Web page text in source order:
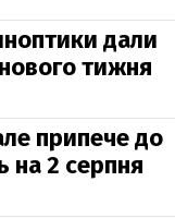
дали
тижня
припече до
на 2 серпня